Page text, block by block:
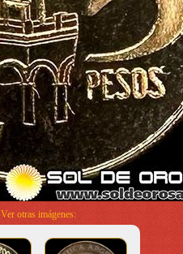
Ver otras imágenes: